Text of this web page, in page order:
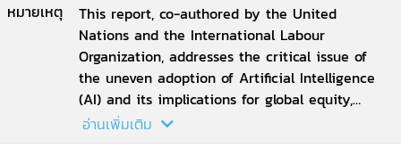
หมายเหตุ
This report, co-authored by the United
Nations and the International Labour
Organization, addresses the critical issue of
the uneven adoption of Artificial Intelligence
(AI) and its implications for global equity,
fairness, and social justice. Disparities in
access to digital infrastructure, advanced
อ่านเพิ่มเติม